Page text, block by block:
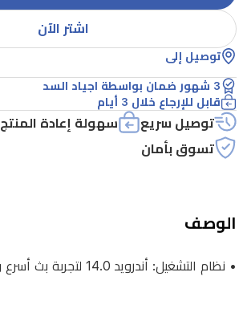
•
المعالج:
Allwinner
H313
رباعي
النواة
Cortex-
للتطبيقات
والألعاب.
اشتر الآن
توصيل إلى
3 شهور ضمان بواسطة اجياد السد
قابل للإرجاع خلال 3 أيام
توصيل سريع سهولة إعادة المنتج
تسوق بأمان
الوصف
• نظام التشغيل: أندرويد 14.0 لتجربة بث أسرع وأكثر استقرارًا.